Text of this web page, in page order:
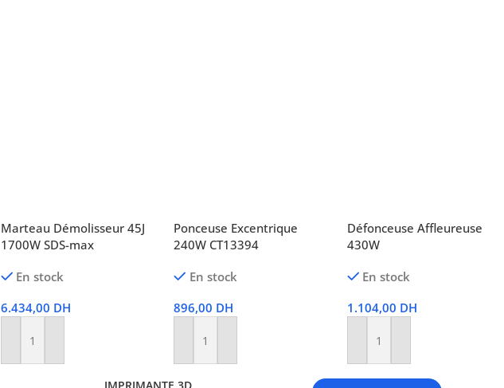
Marteau Démolisseur 45J
1700W SDS-max
En stock
6.434,00 DH
Ajouter Au Panier
Ponceuse Excentrique
240W CT13394
En stock
896,00 DH
Ajouter Au Panier
Défonceuse Affleureuse
430W
En stock
1.104,00 DH
Ajouter Au Panier